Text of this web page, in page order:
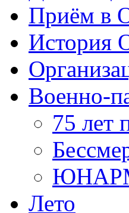
Приём в
История
Военно-
75 лет
Лето